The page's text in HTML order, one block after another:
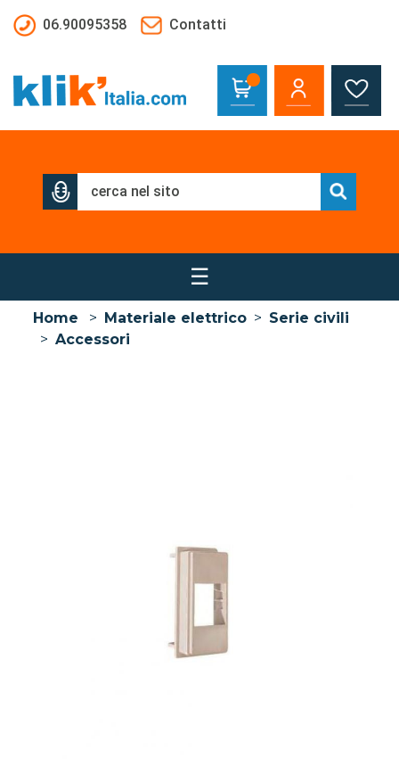
06.90095358
Contatti
☰
Home > Materiale elettrico > Serie civili
> Accessori